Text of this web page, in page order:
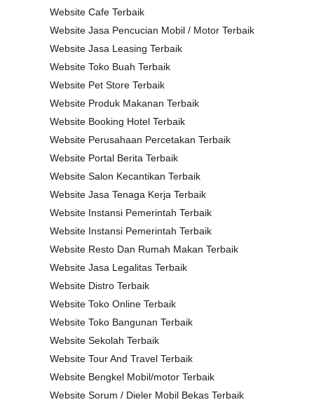
Website Cafe Terbaik
Website Jasa Pencucian Mobil / Motor Terbaik
Website Jasa Leasing Terbaik
Website Toko Buah Terbaik
Website Pet Store Terbaik
Website Produk Makanan Terbaik
Website Booking Hotel Terbaik
Website Perusahaan Percetakan Terbaik
Website Portal Berita Terbaik
Website Salon Kecantikan Terbaik
Website Jasa Tenaga Kerja Terbaik
Website Instansi Pemerintah Terbaik
Website Instansi Pemerintah Terbaik
Website Resto Dan Rumah Makan Terbaik
Website Jasa Legalitas Terbaik
Website Distro Terbaik
Website Toko Online Terbaik
Website Toko Bangunan Terbaik
Website Sekolah Terbaik
Website Tour And Travel Terbaik
Website Bengkel Mobil/motor Terbaik
Website Sorum / Dieler Mobil Bekas Terbaik